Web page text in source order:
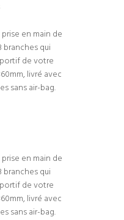
en main de
qui
de votre
livré avec
sans air-bag.
en main de
qui
de votre
livré avec
sans air-bag.